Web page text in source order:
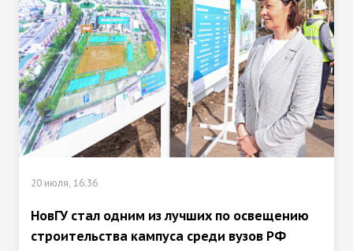
20 июля, 16:36
НовГУ стал одним из лучших по освещению
строительства кампуса среди вузов РФ